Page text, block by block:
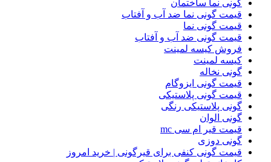
گونی نما ساختمان
قیمت گونی نما ضد آب و آفتاب
قیمت گونی نما
قیمت گونی ضد آب و آفتاب
فروش کیسه لمینت
کیسه لمینت
گونی نخاله
قیمت گونی ایزوگام
قیمت گونی پلاستیکی
گونی پلاستیکی رنگی
گونی الوان
قیمت قیر ام سی mc
گونی دوزی
قیمت گونی کنفی برای قیرگونی | خرید امروز